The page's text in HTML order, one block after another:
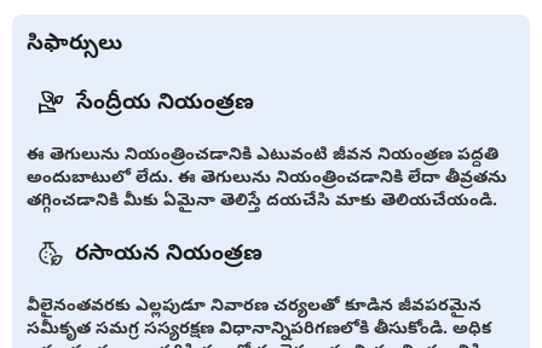
సిఫార్సులు
సేంద్రీయ నియంత్రణ
ఈ తెగులును నియంత్రించడానికి ఎటువంటి జీవన నియంత్రణ పద్దతి
అందుబాటులో లేదు. ఈ తెగులును నియంత్రించడానికి లేదా తీవ్రతను
తగ్గించడానికి మీకు ఏమైనా తెలిస్తే దయచేసి మాకు తెలియచేయండి.
రసాయన నియంత్రణ
వీలైనంతవరకు ఎల్లపుడూ నివారణ చర్యలతో కూడిన జీవపరమైన
సమీకృత సమగ్ర సస్యరక్షణ విధానాన్నిపరిగణలోకి తీసుకోండి. అధిక